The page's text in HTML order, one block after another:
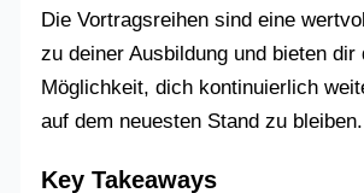
Die Vortragsreihen sind eine
zu deiner Ausbildung und bieten dir
Möglichkeit, dich kontinuierlich
auf dem neuesten Stand zu bleiben.
Key Takeaways